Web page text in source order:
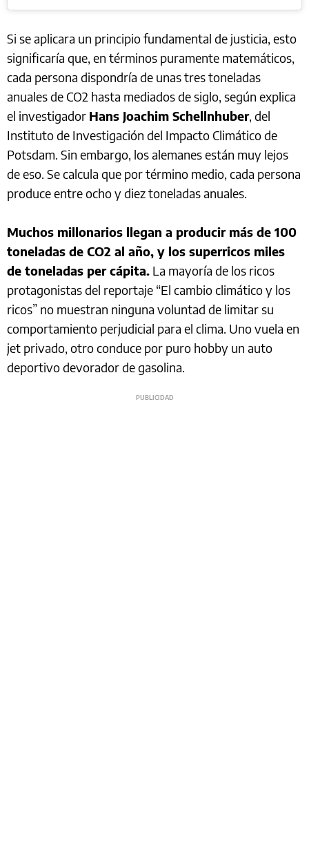
Si se aplicara un principio fundamental de justicia, esto
significaría que, en términos puramente matemáticos,
cada persona dispondría de unas tres toneladas
anuales de CO2 hasta mediados de siglo, según explica
el investigador Hans Joachim Schellnhuber, del
Instituto de Investigación del Impacto Climático de
Potsdam. Sin embargo, los alemanes están muy lejos
de eso. Se calcula que por término medio, cada persona
produce entre ocho y diez toneladas anuales.
Muchos millonarios llegan a producir más de 100
toneladas de CO2 al año, y los superricos miles
de toneladas per cápita. La mayoría de los ricos
protagonistas del reportaje “El cambio climático y los
ricos” no muestran ninguna voluntad de limitar su
comportamiento perjudicial para el clima. Uno vuela en
jet privado, otro conduce por puro hobby un auto
deportivo devorador de gasolina.